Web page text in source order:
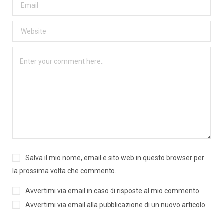
Salva il mio nome, email e sito web in questo browser per
la prossima volta che commento.
Avvertimi via email in caso di risposte al mio commento.
Avvertimi via email alla pubblicazione di un nuovo articolo.